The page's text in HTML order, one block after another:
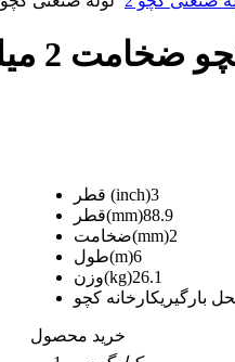
قطر 3 اینچ
قطر (inch)3
قطر(mm)88.9
ضخامت(mm)2
طول(m)6
وزن(kg)26.1
بارگیریکارخانه کچو
خرید محصول